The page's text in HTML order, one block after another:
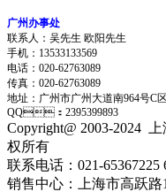
广州办事处
联系人：吴先生 欧阳先生
手机：13533133569
电话：020-62763089
传真：020-62763089
地址： 广州市广州大道南964号C
QQ：2395399893
Copyright@ 2003-2024
权所有
联系电话：021-65367225
销售中心：上海市高跃路